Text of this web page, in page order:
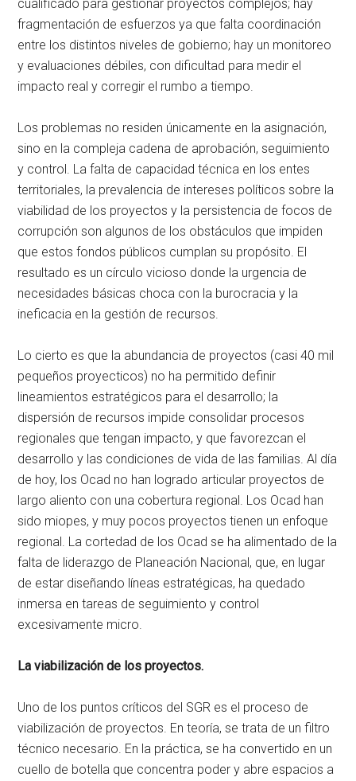
cualificado para gestionar proyectos complejos; hay
fragmentación de esfuerzos ya que falta coordinación
entre los distintos niveles de gobierno; hay un monitoreo
y evaluaciones débiles, con dificultad para medir el
impacto real y corregir el rumbo a tiempo.
Los problemas no residen únicamente en la asignación,
sino en la compleja cadena de aprobación, seguimiento
y control. La falta de capacidad técnica en los entes
territoriales, la prevalencia de intereses políticos sobre la
viabilidad de los proyectos y la persistencia de focos de
corrupción son algunos de los obstáculos que impiden
que estos fondos públicos cumplan su propósito. El
resultado es un círculo vicioso donde la urgencia de
necesidades básicas choca con la burocracia y la
ineficacia en la gestión de recursos.
Lo cierto es que la abundancia de proyectos (casi 40 mil
pequeños proyecticos) no ha permitido definir
lineamientos estratégicos para el desarrollo; la
dispersión de recursos impide consolidar procesos
regionales que tengan impacto, y que favorezcan el
desarrollo y las condiciones de vida de las familias. Al día
de hoy, los Ocad no han logrado articular proyectos de
largo aliento con una cobertura regional. Los Ocad han
sido miopes, y muy pocos proyectos tienen un enfoque
regional. La cortedad de los Ocad se ha alimentado de la
falta de liderazgo de Planeación Nacional, que, en lugar
de estar diseñando líneas estratégicas, ha quedado
inmersa en tareas de seguimiento y control
excesivamente micro.
La viabilización de los proyectos.
Uno de los puntos críticos del SGR es el proceso de
viabilización de proyectos. En teoría, se trata de un filtro
técnico necesario. En la práctica, se ha convertido en un
cuello de botella que concentra poder y abre espacios a